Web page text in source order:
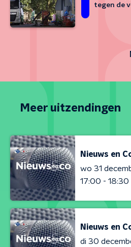
tegen de
Meer uitzendingen
Nieuws en
wo 31
17:00 - 18:30
Nieuws en
di 30